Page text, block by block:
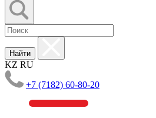
Найти
KZ RU
+7 (7182) 60-80-20